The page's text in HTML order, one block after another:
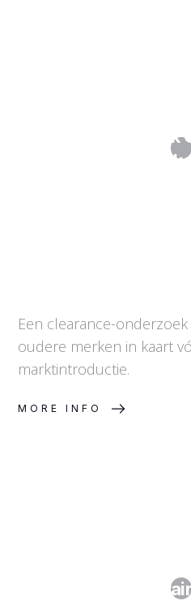
Trademark
merkenonderzoek
Een clearance-
oudere merken in kaart
marktintroductie.
MORE INFO
Het